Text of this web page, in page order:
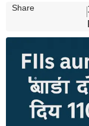
Share